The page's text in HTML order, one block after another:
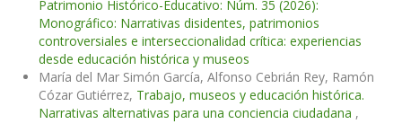
Patrimonio Histórico-Educativo: Núm. 35 (2026):
Monográfico: Narrativas disidentes, patrimonios
controversiales e interseccionalidad crítica: experiencias
desde educación histórica y museos
María del Mar Simón García, Alfonso Cebrián Rey, Ramón
Cózar Gutiérrez, Trabajo, museos y educación histórica.
Narrativas alternativas para una conciencia ciudadana ,